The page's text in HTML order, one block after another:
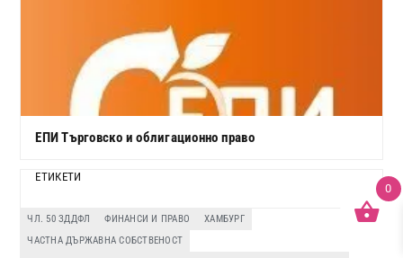
ЕПИ Търговско и облигационно право
ЕТИКЕТИ
ЧЛ. 50 ЗДДФЛ ФИНАНСИ И ПРАВО
ХАМБУРГ
ЧАСТНА ДЪРЖАВНА СОБСТВЕНОСТ
0